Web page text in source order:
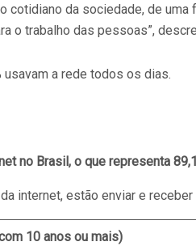
cotidiano da sociedade, de
o trabalho das pessoas”,
a rede todos os dias.
no Brasil, o que representa
internet, estão enviar e
10 anos ou mais)